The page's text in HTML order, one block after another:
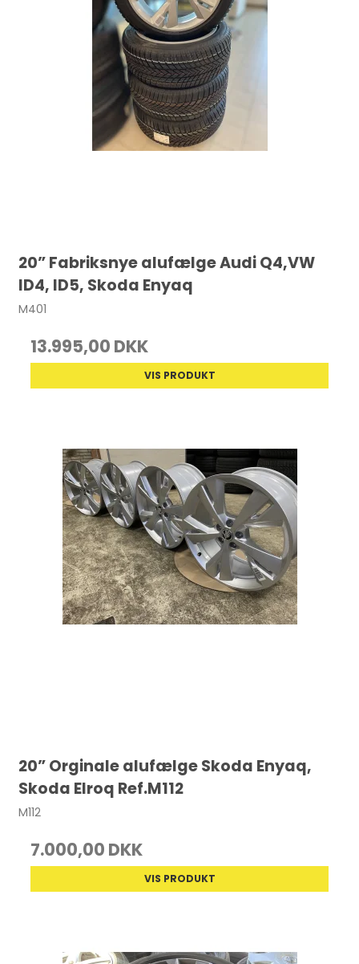
20” Fabriksnye alufælge Audi Q4,VW
ID4, ID5, Skoda Enyaq
M401
13.995,00 DKK
VIS PRODUKT
20” Orginale alufælge Skoda Enyaq,
Skoda Elroq Ref.M112
M112
7.000,00 DKK
VIS PRODUKT